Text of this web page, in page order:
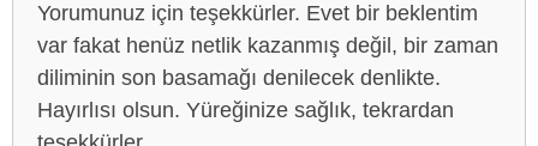
Yorumunuz için teşekkürler. Evet bir beklentim
var fakat henüz netlik kazanmış değil, bir zaman
diliminin son basamağı denilecek denlikte.
Hayırlısı olsun. Yüreğinize sağlık, tekrardan